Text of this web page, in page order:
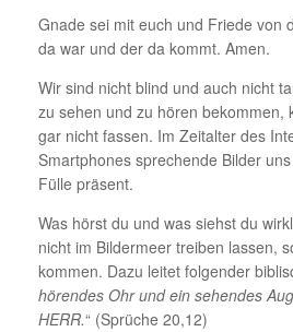
Gnade sei mit euch und Friede von
da war und der da kommt. Amen.
Wir sind nicht blind und auch nicht
zu sehen und zu hören bekommen,
gar nicht fassen. Im Zeitalter des
Smartphones sprechende Bilder
Fülle präsent.
Was hörst du und was siehst du
nicht im Bilder­meer treiben lassen,
kommen. Dazu leitet folgender
hörendes Ohr und ein sehendes
HERR.“ (Sprüche 20,12)